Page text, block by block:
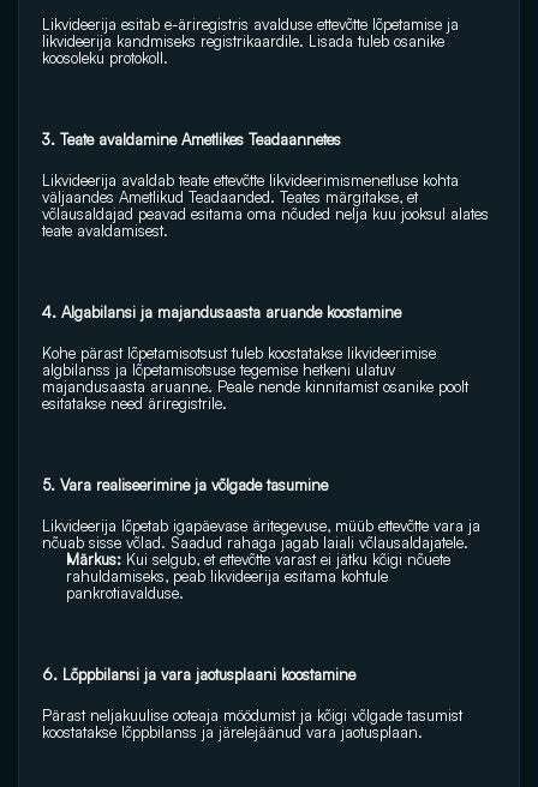
Likvideerija esitab e-äriregistris avalduse ettevõtte lõpetamise ja
likvideerija kandmiseks registrikaardile. Lisada tuleb osanike
koosoleku protokoll.
3. Teate avaldamine Ametlikes Teadaannetes
Likvideerija avaldab teate ettevõtte likvideerimismenetluse kohta
väljaandes Ametlikud Teadaanded. Teates märgitakse, et
võlausaldajad peavad esitama oma nõuded nelja kuu jooksul alates
teate avaldamisest.
4. Algabilansi ja majandusaasta aruande koostamine
Kohe pärast lõpetamisotsust tuleb koostatakse likvideerimise
algbilanss ja lõpetamisotsuse tegemise hetkeni ulatuv
majandusaasta aruanne. Peale nende kinnitamist osanike poolt
esitatakse need äriregistrile.
5. Vara realiseerimine ja võlgade tasumine
Likvideerija lõpetab igapäevase äritegevuse, müüb ettevõtte vara ja
nõuab sisse võlad. Saadud rahaga jagab laiali võlausaldajatele.
Märkus: Kui selgub, et ettevõtte varast ei jätku kõigi nõuete
rahuldamiseks, peab likvideerija esitama kohtule
pankrotiavalduse.
6. Lõppbilansi ja vara jaotusplaani koostamine
Pärast neljakuulise ooteaja möödumist ja kõigi võlgade tasumist
koostatakse lõppbilanss ja järelejäänud vara jaotusplaan.